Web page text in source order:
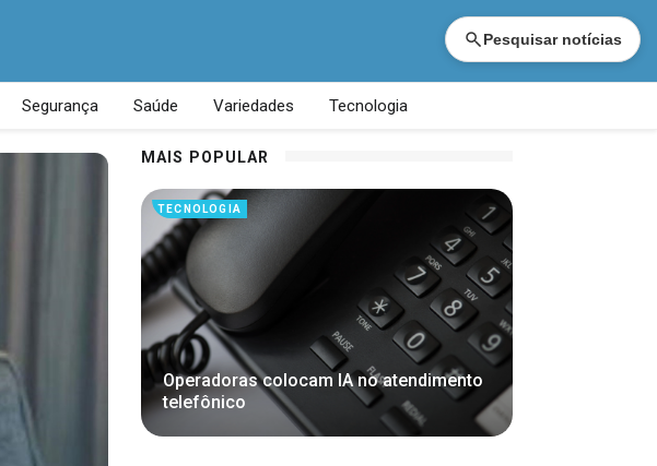
Pesquisar notícias
Segurança Saúde Variedades Tecnologia
MAIS POPULAR
TECNOLOGIA
Operadoras colocam IA no atendimento
telefônico